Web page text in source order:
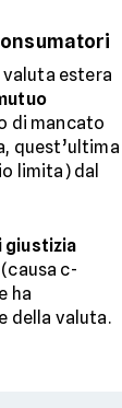
valuta estera
di mancato
quest’ultima
limita) dal
giustizia
c-
ha
della valuta.